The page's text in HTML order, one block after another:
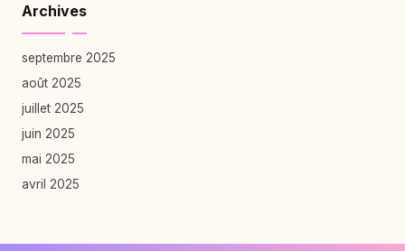
Archives
septembre 2025
août 2025
juillet 2025
juin 2025
mai 2025
avril 2025